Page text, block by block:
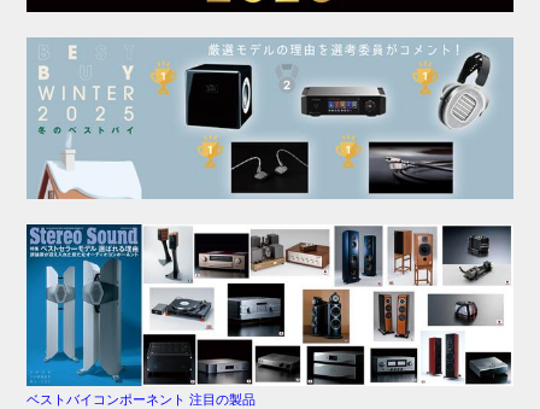
ベストバイコンポーネント 注目の製品